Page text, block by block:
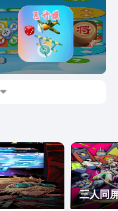
三人同